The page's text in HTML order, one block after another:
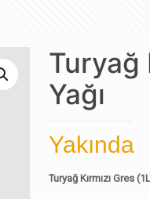
Turyağ
Yağı
Yakında
Turyağ Kırmızı Gres